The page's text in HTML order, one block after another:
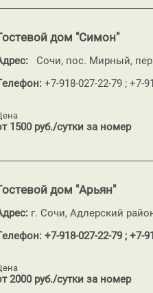
дом "Симон"
Сочи, пос. Мирный,
+7-918-027-22-79 ; +7-
1500 руб./сутки за номер
дом "Арьян"
г. Сочи, Адлерский
+7-918-027-22-79 ; +7-
2000 руб./сутки за номер